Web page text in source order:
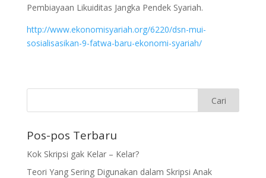
Pembiayaan Likuiditas Jangka Pendek Syariah.
http://www.ekonomisyariah.org/6220/dsn-mui-
sosialisasikan-9-fatwa-baru-ekonomi-syariah/
Pos-pos Terbaru
Kok Skripsi gak Kelar – Kelar?
Teori Yang Sering Digunakan dalam Skripsi Anak